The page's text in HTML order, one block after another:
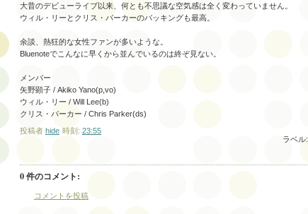
大昔のデビューライブ以来、何とも不思議な空気感は全く変わっていません。
ウィル・リーとクリス・パーカーのバッキングも最高。
余談、熱狂的な女性ファンが多いような。
Bluenoteでこんなに早くから並んでいるのは終ぞ見ない。
メンバー
矢野顕子 / Akiko Yano(p,vo)
ウィル・リー / Will Lee(b)
クリス・パーカー / Chris Parker(ds)
投稿者 hide 時刻: 23:55
ラベル:
0 件のコメント:
コメントを投稿